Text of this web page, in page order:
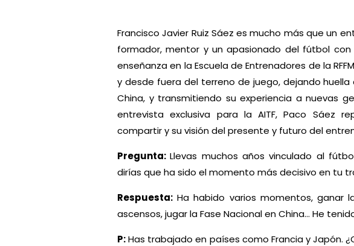
Francisco Javier Ruiz Sáez es mucho más que un
formador, mentor y un apasionado del fútbol
enseñanza en la Escuela de Entrenadores de la
y desde fuera del terreno de juego, dejando
China, y transmitiendo su experiencia a nuevas
entrevista exclusiva para la AITF, Paco Sáez
compartir y su visión del presente y futuro del
Pregunta:Llevas muchos años vinculado al
dirías que ha sido el momento más decisivo en tu
Respuesta: Ha habido varios momentos, ganar
ascensos, jugar la Fase Nacional en China… He
P:Has trabajado en países como Francia y Japón.